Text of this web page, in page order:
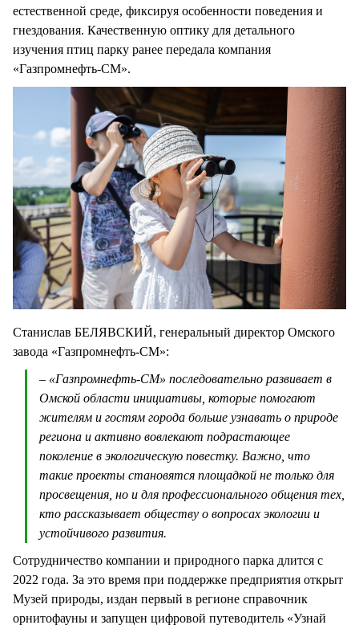
естественной среде, фиксируя особенности поведения и
гнездования. Качественную оптику для детального
изучения птиц парку ранее передала компания
«Газпромнефть-СМ».
Станислав БЕЛЯВСКИЙ, генеральный директор Омского
завода «Газпромнефть-СМ»:
– «Газпромнефть-СМ» последовательно развивает в
Омской области инициативы, которые помогают
жителям и гостям города больше узнавать о природе
региона и активно вовлекают подрастающее
поколение в экологическую повестку. Важно, что
такие проекты становятся площадкой не только для
просвещения, но и для профессионального общения тех,
кто рассказывает обществу о вопросах экологии и
устойчивого развития.
Сотрудничество компании и природного парка длится с
2022 года. За это время при поддержке предприятия открыт
Музей природы, издан первый в регионе справочник
орнитофауны и запущен цифровой путеводитель «Узнай